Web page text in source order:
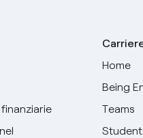
Home
Being
Teams